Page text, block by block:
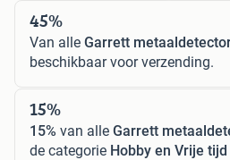
45%
Van alle Garrett
beschikbaar voor verzending.
15%
15% van alle Garrett
de categorie Hobby en Vrije tijd